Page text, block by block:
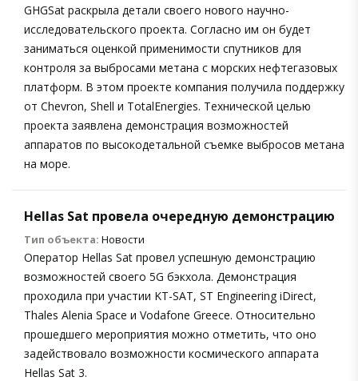
GHGSat раскрыла детали своего нового научно-
исследовательского проекта. Согласно им он будет
заниматься оценкой применимости спутников для
контроля за выбросами метана с морских нефтегазовых
платформ. В этом проекте компания получила поддержку
от Chevron, Shell и TotalEnergies. Технической целью
проекта заявлена демонстрация возможностей
аппаратов по высокодетальной съемке выбросов метана
на море.
Hellas Sat провела очередную демонстрацию
Тип объекта: Новости
Оператор Hellas Sat провел успешную демонстрацию
возможностей своего 5G бэкхола. Демонстрация
проходила при участии KT-SAT, ST Engineering iDirect,
Thales Alenia Space и Vodafone Greece. Относительно
прошедшего мероприятия можно отметить, что оно
задействовало возможности космического аппарата
Hellas Sat 3.